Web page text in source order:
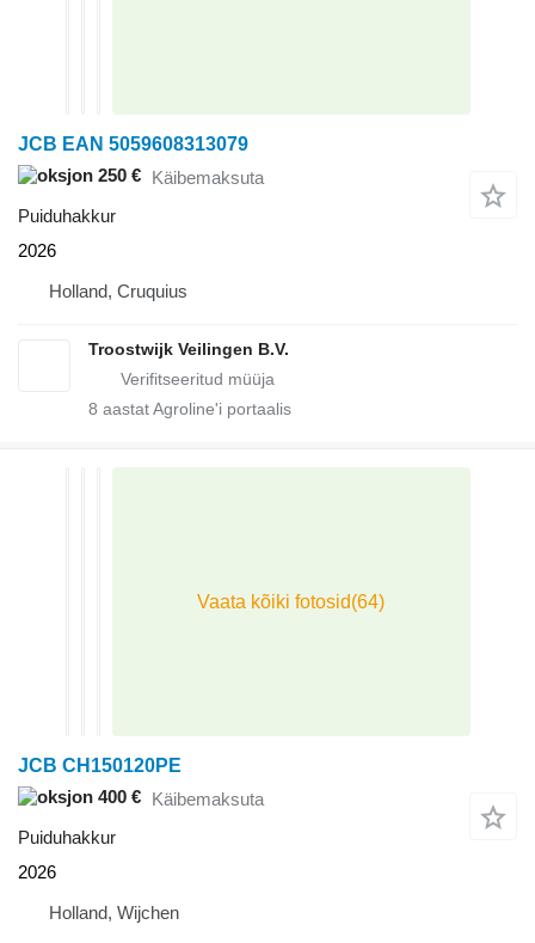
JCB EAN 5059608313079
250 € Käibemaksuta
Puiduhakkur
2026
Holland, Cruquius
Troostwijk Veilingen B.V.
8 aastat Agroline'i portaalis
JCB CH150120PE
400 € Käibemaksuta
Puiduhakkur
2026
Holland, Wijchen